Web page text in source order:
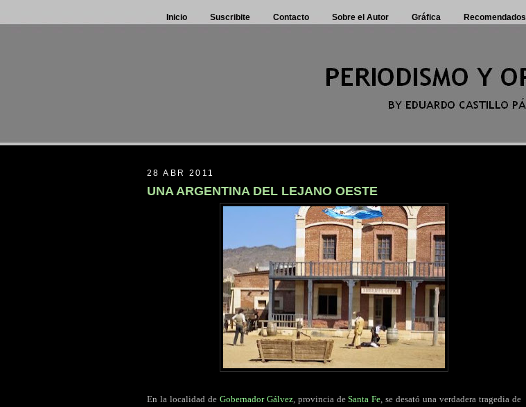
Inicio Suscribite Contacto Sobre el Autor Gráfica Recomendados
28 ABR 2011
UNA ARGENTINA DEL LEJANO OESTE
En la localidad de Gobernador Gálvez, provincia deSanta Fe, se desató una verdadera tragedia de